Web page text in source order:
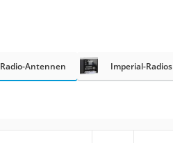
Radio-Antennen Imperial-Radios